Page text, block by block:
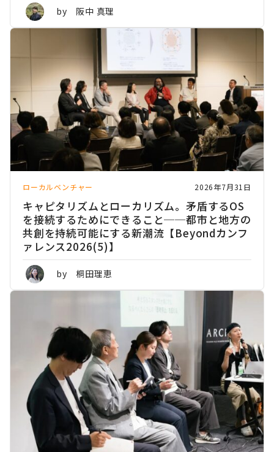
by 阪中 真理
ローカルベンチャー 2026年7月31日
キャピタリズムとローカリズム。矛盾するOS
を接続するためにできること──都市と地方の
共創を持続可能にする新潮流【Beyondカンフ
ァレンス2026(5)】
by 桐田理恵